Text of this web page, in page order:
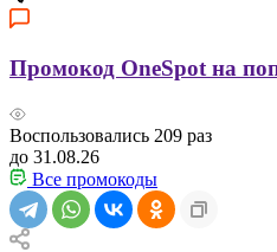
Промокод OneSpot на
Воспользовались 209 раз
до 31.08.26
Все промокоды